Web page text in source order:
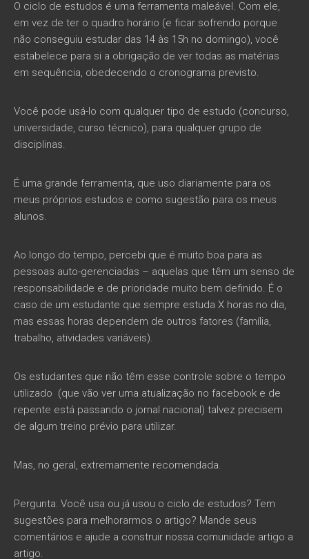
O ciclo de estudos é uma ferramenta maleável. Com ele,
em vez de ter o quadro horário (e ficar sofrendo porque
não conseguiu estudar das 14 às 15h no domingo), você
estabelece para si a obrigação de ver todas as matérias
em sequência, obedecendo o cronograma previsto.
Você pode usá-lo com qualquer tipo de estudo (concurso,
universidade, curso técnico), para qualquer grupo de
disciplinas.
É uma grande ferramenta, que uso diariamente para os
meus próprios estudos e como sugestão para os meus
alunos.
Ao longo do tempo, percebi que é muito boa para as
pessoas auto-gerenciadas – aquelas que têm um senso de
responsabilidade e de prioridade muito bem definido. É o
caso de um estudante que sempre estuda X horas no dia,
mas essas horas dependem de outros fatores (família,
trabalho, atividades variáveis).
Os estudantes que não têm esse controle sobre o tempo
utilizado (que vão ver uma atualização no facebook e de
repente está passando o jornal nacional) talvez precisem
de algum treino prévio para utilizar.
Mas, no geral, extremamente recomendada.
Pergunta: Você usa ou já usou o ciclo de estudos? Tem
sugestões para melhorarmos o artigo? Mande seus
comentários e ajude a construir nossa comunidade artigo a
artigo.